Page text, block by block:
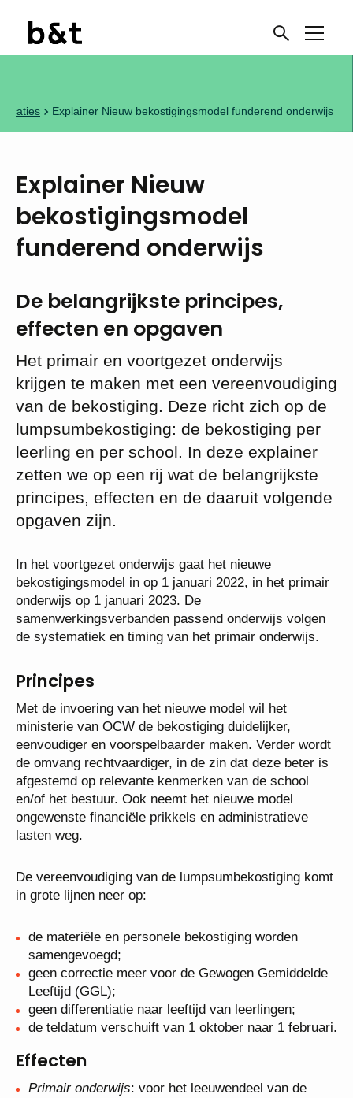
Explainer Nieuw bekostigingsmodel funderend onderwijs
Explainer Nieuw
bekostigingsmodel
funderend onderwijs
De belangrijkste principes,
effecten en opgaven
Het primair en voortgezet onderwijs
krijgen te maken met een vereenvoudiging
van de bekostiging. Deze richt zich op de
lumpsumbekostiging: de bekostiging per
leerling en per school. In deze explainer
zetten we op een rij wat de belangrijkste
principes, effecten en de daaruit volgende
opgaven zijn.
In het voortgezet onderwijs gaat het nieuwe
bekostigingsmodel in op 1 januari 2022, in het primair
onderwijs op 1 januari 2023. De
samenwerkingsverbanden passend onderwijs volgen
de systematiek en timing van het primair onderwijs.
Principes
Met de invoering van het nieuwe model wil het
ministerie van OCW de bekostiging duidelijker,
eenvoudiger en voorspelbaarder maken. Verder wordt
de omvang rechtvaardiger, in de zin dat deze beter is
afgestemd op relevante kenmerken van de school
en/of het bestuur. Ook neemt het nieuwe model
ongewenste financiële prikkels en administratieve
lasten weg.
De vereenvoudiging van de lumpsumbekostiging komt
in grote lijnen neer op:
de materiële en personele bekostiging worden
samengevoegd;
geen correctie meer voor de Gewogen Gemiddelde
Leeftijd (GGL);
geen differentiatie naar leeftijd van leerlingen;
de teldatum verschuift van 1 oktober naar 1 februari.
Effecten
Primair onderwijs: voor het leeuwendeel van de